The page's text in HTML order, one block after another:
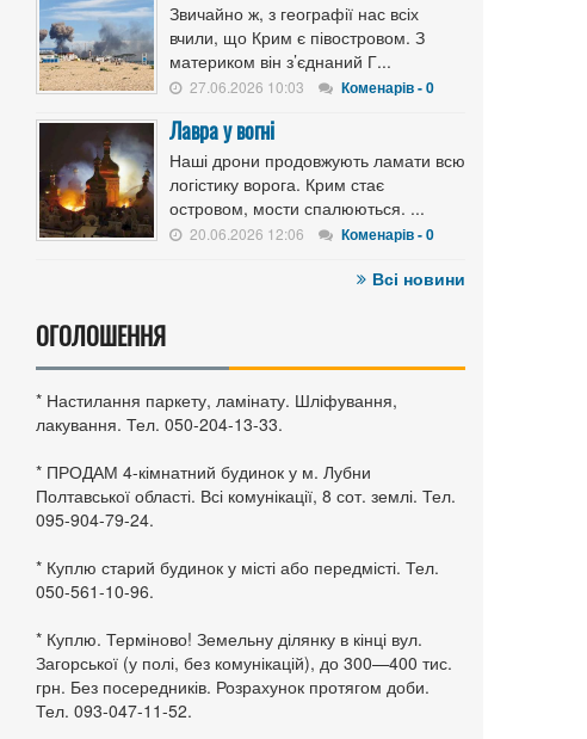
Звичайно ж, з географії нас всіх
вчили, що Крим є півостровом. З
материком він з’єднаний Г...
27.06.2026 10:03 Коменарів - 0
Лавра у вогні
Наші дрони продовжують ламати всю
логістику ворога. Крим стає
островом, мости спалюються. ...
20.06.2026 12:06 Коменарів - 0
Всі новини
ОГОЛОШЕННЯ
* Настилання паркету, ламінату. Шліфування,
лакування. Тел. 050-204-13-33.
* ПРОДАМ 4-кімнатний будинок у м. Лубни
Полтавської області. Всі комунікації, 8 сот. землі. Тел.
095-904-79-24.
* Куплю старий будинок у місті або передмісті. Тел.
050-561-10-96.
* Куплю. Терміново! Земельну ділянку в кінці вул.
Загорської (у полі, без комунікацій), до 300—400 тис.
грн. Без посередників. Розрахунок протягом доби.
Тел. 093-047-11-52.